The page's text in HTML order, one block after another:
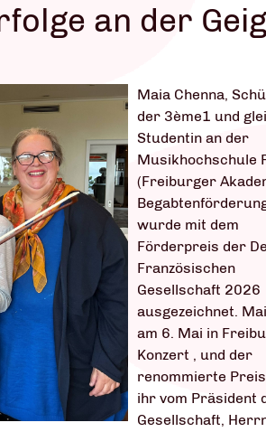
an der
Maia Chenna,
der 3ème1 und
Studentin an der
Musikhochschule
(Freiburger
wurde mit dem
Förderpreis der
Französischen
Gesellschaft 2026
ausgezeichnet.
am 6. Mai in
Konzert , und der
renommierte
ihr vom Präsident
Gesellschaft,